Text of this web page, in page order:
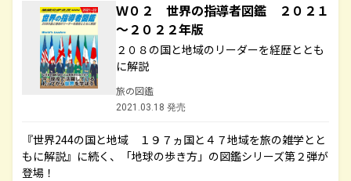
Ｗ０２ 世界の指導者図鑑 ２０２１
～２０２２年版
２０８の国と地域のリーダーを経歴ととも
に解説
旅の図鑑
2021.03.18 発売
『世界244の国と地域 １９７ヵ国と４７地域を旅の雑学とと
もに解説』に続く、「地球の歩き方」の図鑑シリーズ第２弾が
登場！